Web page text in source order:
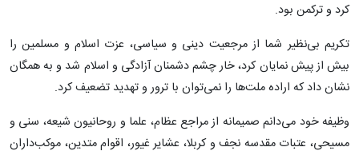
کرد و ترکمن بود.
تکریم بی‌نظیر شما از مرجعیت دینی و سیاسی، عزت اسلام و مسلمین را
بیش از پیش نمایان کرد، خار چشم دشمنان آزادگی و اسلام شد و به همگان
نشان داد که اراده ملت‌ها را نمی‌توان با ترور و تهدید تضعیف کرد.
وظیفه خود می‌دانم صمیمانه از مراجع عظام، علما و روحانیون شیعه، سنی و
مسیحی، عتبات مقدسه نجف و کربلا، عشایر غیور، اقوام متدین، موکب‌داران